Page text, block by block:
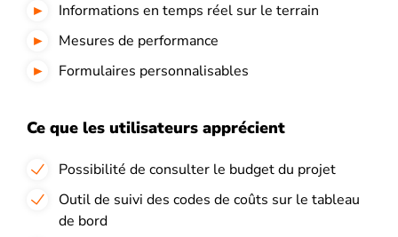
Informations en temps réel sur le terrain
Mesures de performance
Formulaires personnalisables
Ce que les utilisateurs apprécient
Possibilité de consulter le budget du projet
Outil de suivi des codes de coûts sur le tableau
de bord